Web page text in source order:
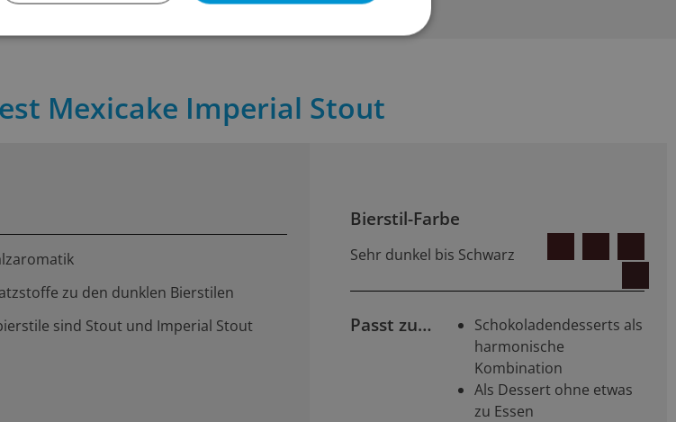
Mexicake Imperial Stout
zu den dunklen Bierstilen
sind Stout und Imperial Stout
Bierstil-Farbe
Sehr dunkel bis Schwarz
Passt zu…
Schokoladendesserts als
harmonische
Kombination
Als Dessert ohne etwas
zu Essen